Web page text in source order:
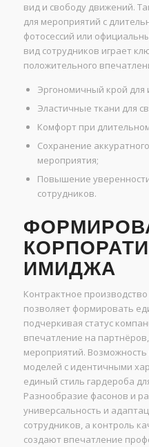
вид и свободу движений.
для мероприятий с
фотосессий или
вид сотрудников играет
положительного
Эргономичный крой для
Эластичные ткани для
Комфорт при
Сохранение
мероприятия;
Повышение
сотрудников.
ИМИДЖА
Контрактное
позволяет формировать
подчеркивая статус
впечатление на
мероприятий. Возможность
моделей с идентичными
единый стиль гардероба
Разнообразие фасонов и
универсальность и
сотрудников, а контроль
создают впечатление